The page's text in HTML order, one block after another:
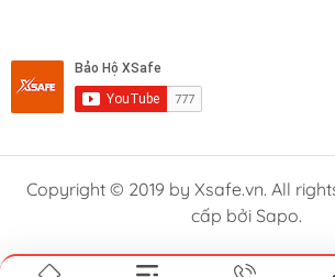
Copyright © 2019 by Xsafe.vn. All
cấp bởi Sapo.